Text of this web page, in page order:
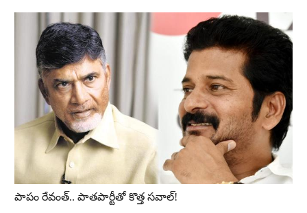
పాపం రేవంత్‌.. పాతపార్టీతో కొత్త సవాల్‌!